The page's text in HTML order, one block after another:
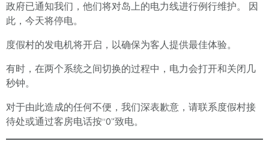
政府已通知我们，他们将对岛上的电力线进行例行维护。 因
此，今天将停电。
度假村的发电机将开启，以确保为客人提供最佳体验。
有时，在两个系统之间切换的过程中，电力会打开和关闭几
秒钟。
对于由此造成的任何不便，我们深表歉意，请联系度假村接
待处或通过客房电话按“0”致电。